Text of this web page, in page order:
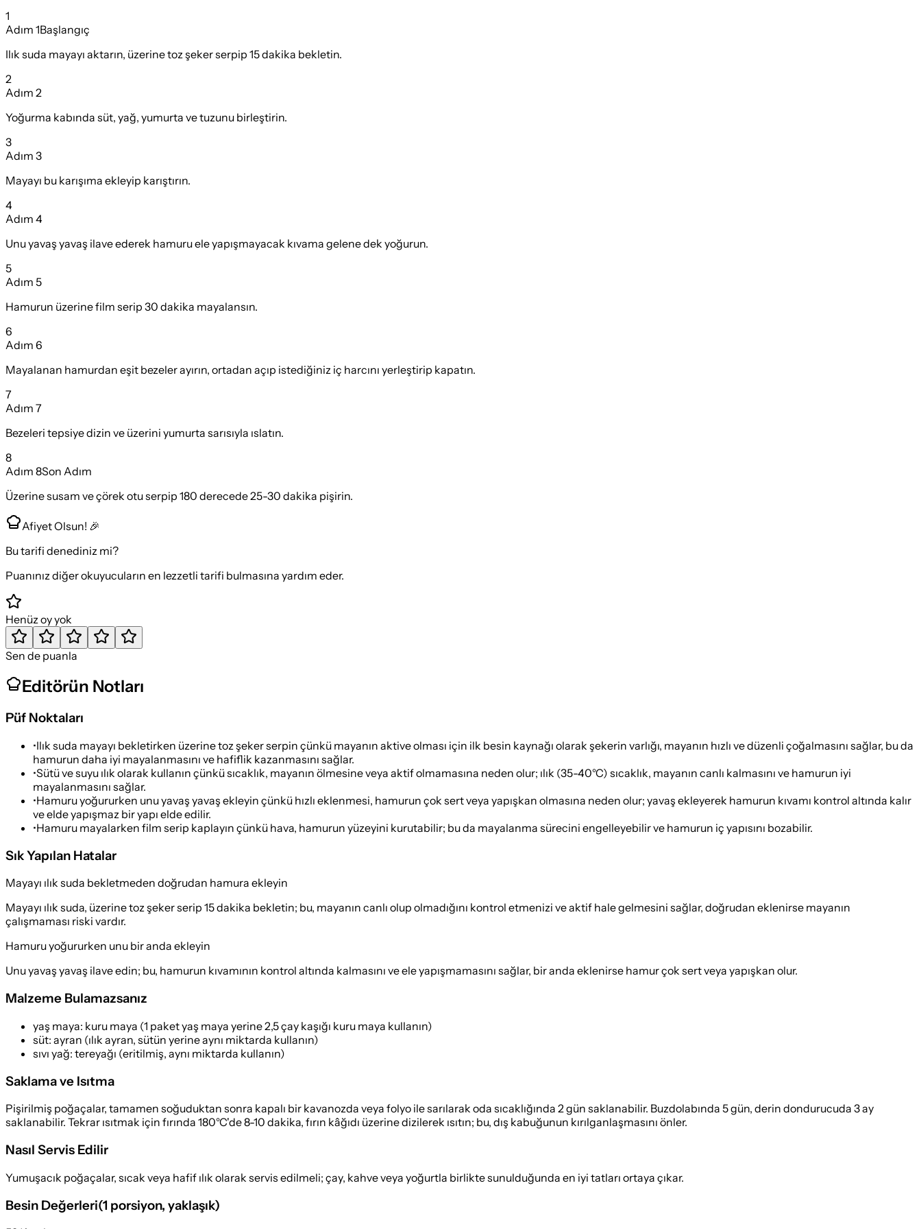
1
Adım 1Başlangıç
Ilık suda mayayı aktarın, üzerine toz şeker serpip 15 dakika bekletin.
2
Adım 2
Yoğurma kabında süt, yağ, yumurta ve tuzunu birleştirin.
3
Adım 3
Mayayı bu karışıma ekleyip karıştırın.
4
Adım 4
Unu yavaş yavaş ilave ederek hamuru ele yapışmayacak kıvama gelene dek yoğurun.
5
Adım 5
Hamurun üzerine film serip 30 dakika mayalansın.
6
Adım 6
Mayalanan hamurdan eşit bezeler ayırın, ortadan açıp istediğiniz iç harcını yerleştirip kapatın.
7
Adım 7
Bezeleri tepsiye dizin ve üzerini yumurta sarısıyla ıslatın.
8
Adım 8Son Adım
Üzerine susam ve çörek otu serpip 180 derecede 25-30 dakika pişirin.
Afiyet Olsun! 🎉
Bu tarifi denediniz mi?
Puanınız diğer okuyucuların en lezzetli tarifi bulmasına yardım eder.
Henüz oy yok
Sen de puanla
Editörün Notları
Püf Noktaları
•Ilık suda mayayı bekletirken üzerine toz şeker serpin çünkü mayanın aktive olması için ilk besin kaynağı olarak şekerin varlığı, mayanın hızlı ve düzenli çoğalmasını sağlar, bu da
hamurun daha iyi mayalanmasını ve hafiflik kazanmasını sağlar.
•Sütü ve suyu ılık olarak kullanın çünkü sıcaklık, mayanın ölmesine veya aktif olmamasına neden olur; ılık (35-40°C) sıcaklık, mayanın canlı kalmasını ve hamurun iyi
mayalanmasını sağlar.
•Hamuru yoğururken unu yavaş yavaş ekleyin çünkü hızlı eklenmesi, hamurun çok sert veya yapışkan olmasına neden olur; yavaş ekleyerek hamurun kıvamı kontrol altında kalır
ve elde yapışmaz bir yapı elde edilir.
•Hamuru mayalarken film serip kaplayın çünkü hava, hamurun yüzeyini kurutabilir; bu da mayalanma sürecini engelleyebilir ve hamurun iç yapısını bozabilir.
Sık Yapılan Hatalar
Mayayı ılık suda bekletmeden doğrudan hamura ekleyin
Mayayı ılık suda, üzerine toz şeker serip 15 dakika bekletin; bu, mayanın canlı olup olmadığını kontrol etmenizi ve aktif hale gelmesini sağlar, doğrudan eklenirse mayanın
çalışmaması riski vardır.
Hamuru yoğururken unu bir anda ekleyin
Unu yavaş yavaş ilave edin; bu, hamurun kıvamının kontrol altında kalmasını ve ele yapışmamasını sağlar, bir anda eklenirse hamur çok sert veya yapışkan olur.
Malzeme Bulamazsanız
yaş maya: kuru maya (1 paket yaş maya yerine 2,5 çay kaşığı kuru maya kullanın)
süt: ayran (ılık ayran, sütün yerine aynı miktarda kullanın)
sıvı yağ: tereyağı (eritilmiş, aynı miktarda kullanın)
Saklama ve Isıtma
Pişirilmiş poğaçalar, tamamen soğuduktan sonra kapalı bir kavanozda veya folyo ile sarılarak oda sıcaklığında 2 gün saklanabilir. Buzdolabında 5 gün, derin dondurucuda 3 ay
saklanabilir. Tekrar ısıtmak için fırında 180°C'de 8-10 dakika, fırın kâğıdı üzerine dizilerek ısıtın; bu, dış kabuğunun kırılganlaşmasını önler.
Nasıl Servis Edilir
Yumuşacık poğaçalar, sıcak veya hafif ılık olarak servis edilmeli; çay, kahve veya yoğurtla birlikte sunulduğunda en iyi tatları ortaya çıkar.
Besin Değerleri(1 porsiyon, yaklaşık)